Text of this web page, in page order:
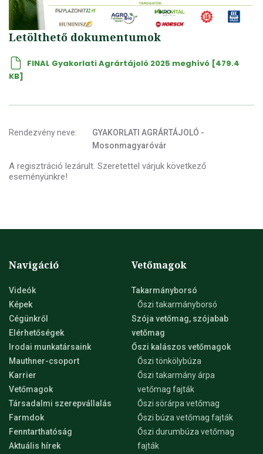
Letölthető dokumentumok
FINAL Gyakorlati Agrártájoló 2025 meghívó [479.4
KB]
Rendezvény neve:
GYAKORLATI AGRÁRTÁJOLÓ -
Mosonmagyaróvár
A regisztráció lezárult. Szeretettel várjuk következő
eseményünkre!
Navigáció
Videók
Képek
Cégünkről
Elérhetőségek
Irodai munkatársaink
Mauthner-csoport
Karrier
Vetőmagok
Társadalmi szerepvállalás
Farmdok
Fenntarthatóság
Aktuális hírek
Vetőmagok
Takarmányborsó
Őszi takarmányborsó
Szója vetőmag, szójabab
vetőmag
Őszi kalászos vetőmagok
Őszi tönkölybúza
Őszi takarmány árpa
vetőmag fajták
Őszi sörárpa vetőmag
Őszi búza vetőmag fajták
Őszi durumbúza vetőmag
fajták